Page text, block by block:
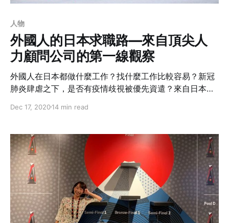
人物
外國人的日本求職路—來自頂尖人
力顧問公司的第一線觀察
外國人在日本都做什麼工作？找什麼工作比較容易？新冠
肺炎肆虐之下，是否有疫情歧視被優先資遣？來自日本
第一線觀察。
Dec 17, 202014 min read